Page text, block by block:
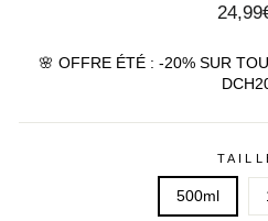
Prix
🌸 OFFRE ÉTÉ : -20% SUR
500ml